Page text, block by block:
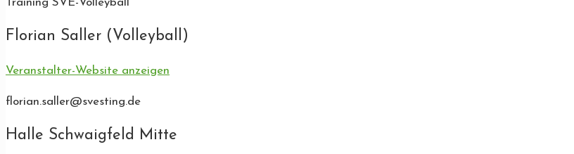
Training SVE-Volleyball
Florian Saller (Volleyball)
Veranstalter-Website anzeigen
florian.saller@svesting.de
Halle Schwaigfeld Mitte